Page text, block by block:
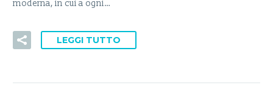
moderna, in cui a ogni…
LEGGI TUTTO